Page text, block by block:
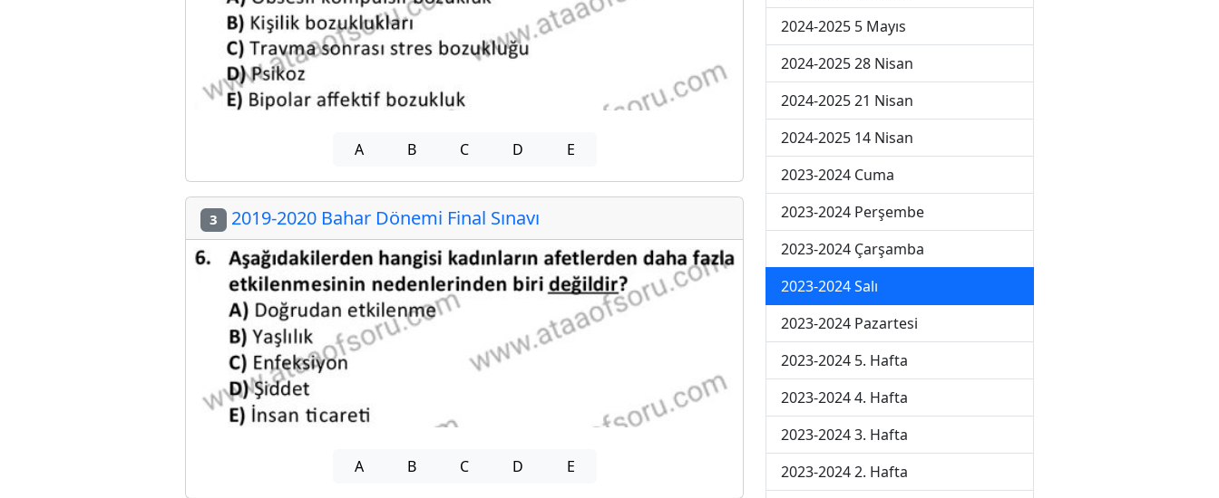
A B C D E
3 2019-2020 Bahar Dönemi Final Sınavı
A B C D E
2024-2025 5 Mayıs
2024-2025 28 Nisan
2024-2025 21 Nisan
2024-2025 14 Nisan
2023-2024 Cuma
2023-2024 Perşembe
2023-2024 Çarşamba
2023-2024 Salı
2023-2024 Pazartesi
2023-2024 5. Hafta
2023-2024 4. Hafta
2023-2024 3. Hafta
2023-2024 2. Hafta